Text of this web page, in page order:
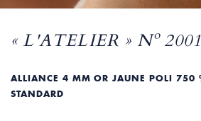
« L'ATELIER » Nº
ALLIANCE 4 MM OR JAUNE POLI 750
STANDARD